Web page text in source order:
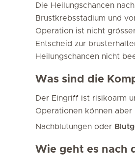
Die Heilungschancen
Brustkrebsstadium und
Operation ist nicht
Entscheid zur
Heilungschancen nicht
Was sind die
Der Eingriff ist risikoarm
Operationen können
Nachblutungen oder
Wie geht es nach